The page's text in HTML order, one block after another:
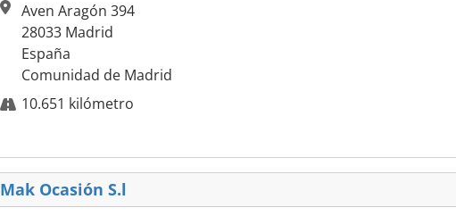
Aven Aragón 394
28033 Madrid
España
Comunidad de Madrid
10.651 kilómetro
Mak Ocasión S.l